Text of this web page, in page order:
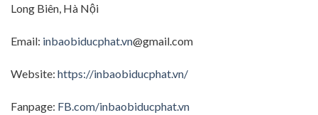
Long Biên, Hà Nội
Email: inbaobiducphat.vn@gmail.com
Website: https://inbaobiducphat.vn/
Fanpage: FB.com/inbaobiducphat.vn